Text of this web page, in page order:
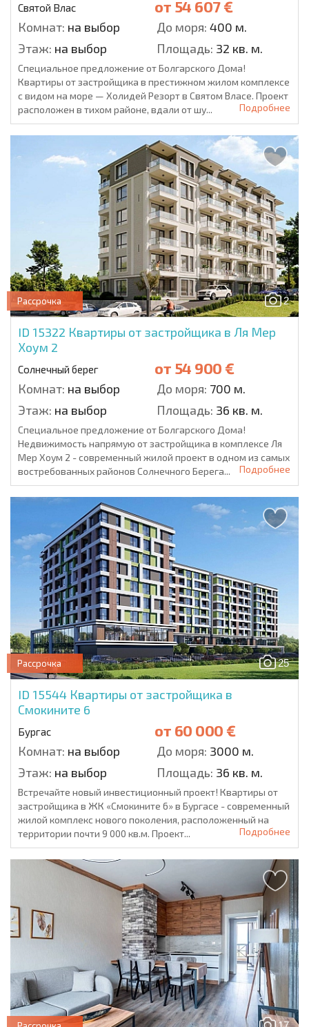
Святой Влас от 54 607 €
Комнат: на выбор До моря: 400 м.
Этаж: на выбор Площадь: 32 кв. м.
Специальное предложение от Болгарского Дома!
Квартиры от застройщика в престижном жилом комплексе
с видом на море — Холидей Резорт в Святом Власе. Проект
расположен в тихом районе, вдали от шу...
Подробнее
2
Рассрочка
ID 15322 Квартиры от застройщика в Ля Мер
Хоум 2
Солнечный берег от 54 900 €
Комнат: на выбор До моря: 700 м.
Этаж: на выбор Площадь: 36 кв. м.
Специальное предложение от Болгарского Дома!
Недвижимость напрямую от застройщика в комплексе Ля
Мер Хоум 2 - современный жилой проект в одном из самых
востребованных районов Солнечного Берега...
Подробнее
25
Рассрочка
ID 15544 Квартиры от застройщика в
Смокините 6
Бургас от 60 000 €
Комнат: на выбор До моря: 3000 м.
Этаж: на выбор Площадь: 36 кв. м.
Встречайте новый инвестиционный проект! Квартиры от
застройщика в ЖК «Смокините 6» в Бургасе - современный
жилой комплекс нового поколения, расположенный на
территории почти 9 000 кв.м. Проект...
Подробнее